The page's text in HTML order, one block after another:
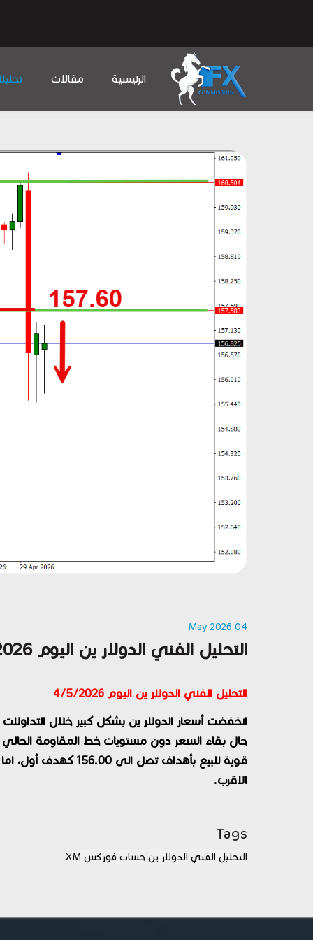
الرئيسية مقالات
04 May 2026
التحليل الفني الدولار ين اليوم 4/5/2026
التحليل الفني الدولار ين اليوم 4/5/2026
انخفضت أسعار الدولار ين بشكل كبير خلال
قوية للبيع بأهداف
الاقرب.
Tags
التحليل الفني الدولار ين حساب فوركس XM